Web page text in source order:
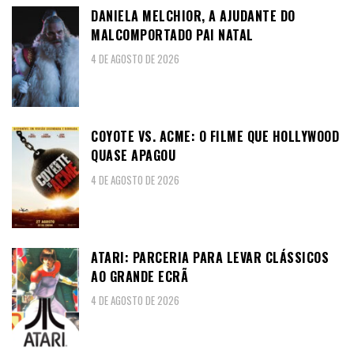
DANIELA MELCHIOR, A AJUDANTE DO
MALCOMPORTADO PAI NATAL
4 DE AGOSTO DE 2026
COYOTE VS. ACME: O FILME QUE HOLLYWOOD
QUASE APAGOU
4 DE AGOSTO DE 2026
ATARI: PARCERIA PARA LEVAR CLÁSSICOS
AO GRANDE ECRÃ
4 DE AGOSTO DE 2026